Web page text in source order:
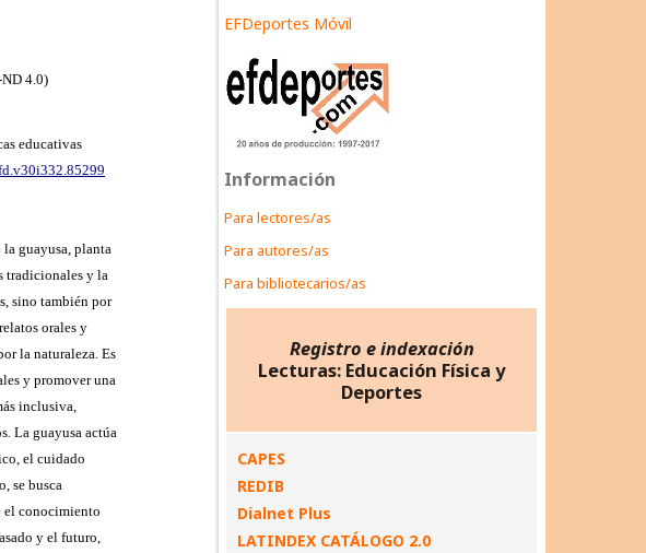
EFDeportes Móvil
Información
Para lectores/as
Para autores/as
Para bibliotecarios/as
Registro e indexación
Lecturas: Educación Física y
Deportes
CAPES
REDIB
Dialnet Plus
LATINDEX CATÁLOGO 2.0